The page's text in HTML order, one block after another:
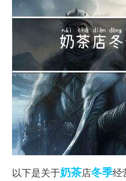
以下是关于奶茶店冬季经